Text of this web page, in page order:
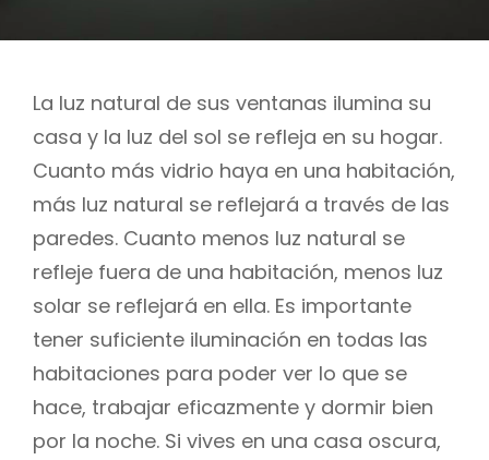
La luz natural de sus ventanas ilumina su
casa y la luz del sol se refleja en su hogar.
Cuanto más vidrio haya en una habitación,
más luz natural se reflejará a través de las
paredes. Cuanto menos luz natural se
refleje fuera de una habitación, menos luz
solar se reflejará en ella. Es importante
tener suficiente iluminación en todas las
habitaciones para poder ver lo que se
hace, trabajar eficazmente y dormir bien
por la noche. Si vives en una casa oscura,